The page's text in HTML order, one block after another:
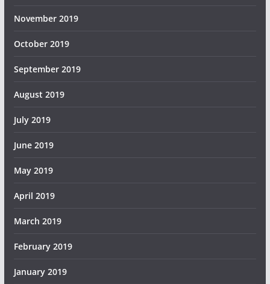
November 2019
October 2019
September 2019
August 2019
July 2019
June 2019
May 2019
April 2019
March 2019
February 2019
January 2019